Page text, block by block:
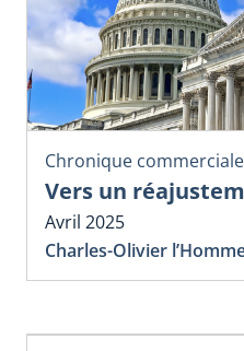
Chronique
Vers un
Avril 2025
Charles-Olivier